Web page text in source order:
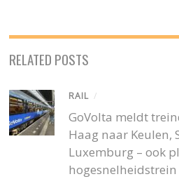
RELATED POSTS
RAIL /
GoVolta meldt
Haag naar Keulen,
Luxemburg – ook